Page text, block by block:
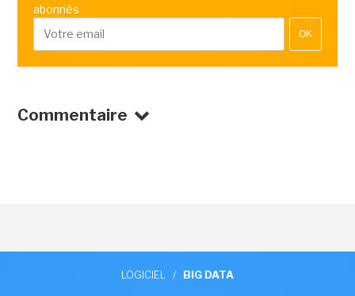
abonnés
OK
Commentaire
LOGICIEL / BIG DATA